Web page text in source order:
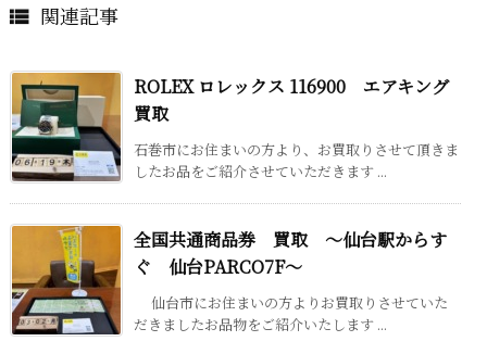
 関連記事
ROLEX ロレックス 116900 エアキング
買取
石巻市にお住まいの方より、お買取りさせて頂きま
したお品をご紹介させていただきます ...
全国共通商品券 買取 ～仙台駅からす
ぐ 仙台PARCO7F～
仙台市にお住まいの方よりお買取りさせていた
だきましたお品物をご紹介いたします ...